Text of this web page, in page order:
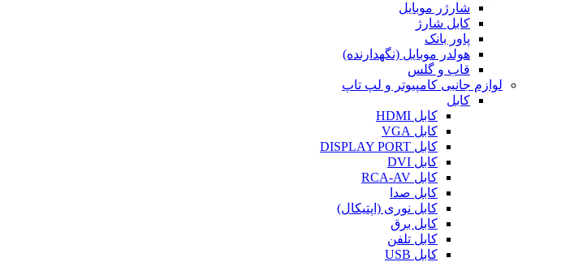
شارژر موبایل
کابل شارژ
پاور بانک
هولدر موبایل (نگهدارنده)
قاب و گلس
لوازم جانبی کامپیوتر و لپ تاپ
کابل
کابل HDMI
کابل VGA
کابل DISPLAY PORT
کابل DVI
کابل RCA-AV
کابل صدا
کابل نوری (اپتیکال)
کابل برق
کابل تلفن
کابل USB